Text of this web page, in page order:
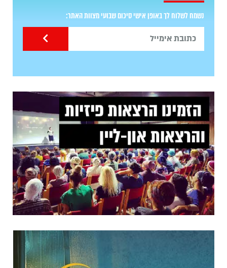
נשמח לשלוח לך באופן אישי סיכום שבועי מצוות האתר: